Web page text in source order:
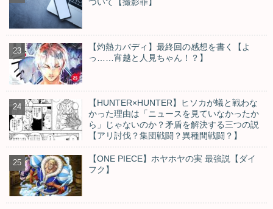
【灼熱カバディ】最終回の感想を書く【よ
っ……宵越と人見ちゃん！？】
【HUNTER×HUNTER】ヒソカが蟻と戦わな
かった理由は「ニュースを見ていなかったか
ら」じゃないのか？矛盾を解決する三つの説
【アリ討伐？集団戦闘？異種間戦闘？】
【ONE PIECE】ホヤホヤの実 最強説【ダイ
フク】